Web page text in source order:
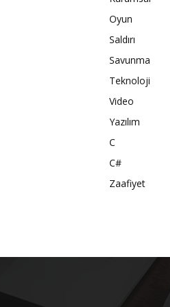
Oyun
Saldırı
Savunma
Teknoloji
Video
Yazılım
C
C#
Zaafiyet